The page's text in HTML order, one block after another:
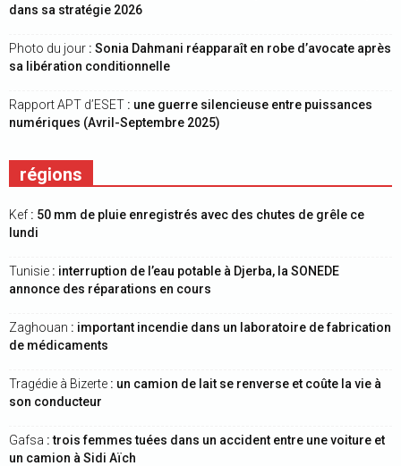
dans sa stratégie 2026
Photo du jour : Sonia Dahmani réapparaît en robe d’avocate après
sa libération conditionnelle
Rapport APT d’ESET : une guerre silencieuse entre puissances
numériques (Avril-Septembre 2025)
régions
Kef : 50 mm de pluie enregistrés avec des chutes de grêle ce
lundi
Tunisie : interruption de l’eau potable à Djerba, la SONEDE
annonce des réparations en cours
Zaghouan : important incendie dans un laboratoire de fabrication
de médicaments
Tragédie à Bizerte : un camion de lait se renverse et coûte la vie à
son conducteur
Gafsa : trois femmes tuées dans un accident entre une voiture et
un camion à Sidi Aïch